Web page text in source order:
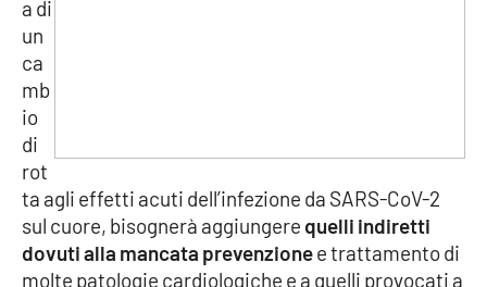
a di
un
ca
mb
io
di
rot
ta agli effetti acuti dell’infezione da SARS-CoV-2
sul cuore, bisognerà aggiungere quelli indiretti
dovuti alla mancata prevenzionee trattamento di
molte patologie cardiologiche e a quelli provocati a